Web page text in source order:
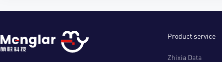
Product service
Zhixia Data